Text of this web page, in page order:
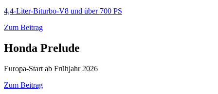
4,4-Liter-Biturbo-V8 und über 700 PS
Zum Beitrag
Honda Prelude
Europa-Start ab Frühjahr 2026
Zum Beitrag